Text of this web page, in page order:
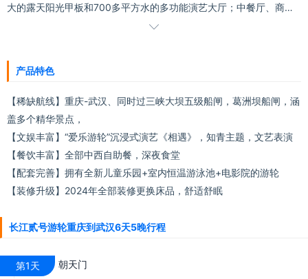
大的露天阳光甲板和700多平方水的多功能演艺大厅；中餐厅、商务
餐厅、阳光酒吧、咖啡厅、图书室、娱乐室、水疗馆、商场、国际品
彩，让你不用漂洋过海就能享受到海上邮轮的高品质服务。

产品特色
【稀缺航线】重庆-武汉、同时过三峡大坝五级船闸，葛洲坝船闸，涵
盖多个精华景点，
【文娱丰富】“爱乐游轮”沉浸式演艺《相遇》，知青主题，文艺表演
【餐饮丰富】全部中西自助餐，深夜食堂
【配套完善】拥有全新儿童乐园+室内恒温游泳池+电影院的游轮
【装修升级】2024年全部装修更换床品，舒适舒眠
长江贰号游轮重庆到武汉6天5晚行程
第1天 朝天门